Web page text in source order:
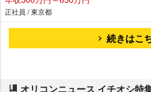
正社員 / 東京都
続きはこ
オリコンニュース イチオシ特